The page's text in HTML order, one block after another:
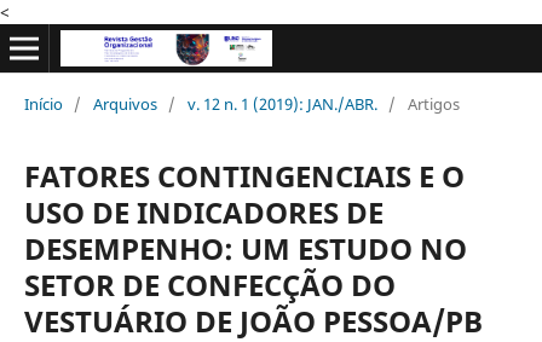
<
Início / Arquivos / v. 12 n. 1 (2019): JAN./ABR. / Artigos
FATORES CONTINGENCIAIS E O
USO DE INDICADORES DE
DESEMPENHO: UM ESTUDO NO
SETOR DE CONFECÇÃO DO
VESTUÁRIO DE JOÃO PESSOA/PB